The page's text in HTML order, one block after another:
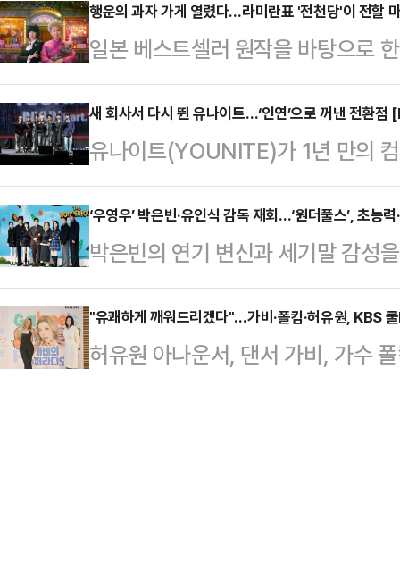
다. '미스트롯4' 톱7과 파트너들이
TV조선 스튜디오에서 열린 예능프
참석한 임지훈 PD는 "스핀오프 프
여운 로고와 세트가 있다. 여기에
다. 탈락자도 있고, 1등도 있다. 출
들이 만들어…
행운의 과자 가게 열렸다…라미란표 '전천당'이 전할
일본 베스트셀러 원작을 바탕으로
적인 정서와 판타지를 입고 관객들
가박스 코엑스에서는 박봉섭 감독,
한 과자 가게 전천당' 언론배급시사
가게 전천당'은 소원을 들어주는 과
님들이 찾아오면서 벌어지는 마법
의 일본 소설을 원작으로 했다.박
책이라 함께…
새 회사서 다시 뛴 유나이트…‘인연’으로 꺼낸 전환점
유나이트(YOUNITE)가 1년 만의
속사를 옮긴 뒤 처음 내는 앨범이자
한 마음으로 준비한 결과물이다.그
(NOL) 씨어터 합정에서 미니 8집
Part.1) 발매를 앞두고 미디어 쇼케
“유나이트의 새로운 전환점을 맞이
연을 이야기하는 이유는, 서로 다
‘우영우’ 박은빈·유인식 감독 재회…‘원더풀스’, 초능
박은빈의 연기 변신과 세기말 감성
가 출격 준비를 마쳤다.12일 서울
넷플릭스 오리지널 시리즈 '원더풀
식 감독, 박은빈, 최대훈, 임성재,
참석했다. 차은우는 군 복무 중으
"유쾌하게 깨워드리겠다"…가비·폴킴·허유원, KBS
허유원 아나운서, 댄서 가비, 가수
유의 유쾌한 매력을 바탕으로 하루